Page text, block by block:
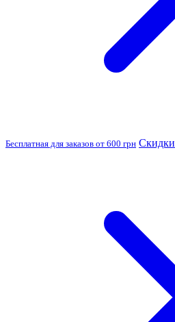
Бесплатная для заказов от 600 грн Скидки